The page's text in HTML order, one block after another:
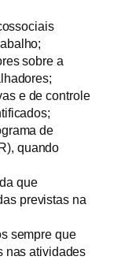
sobre a
e de controle
de
quando
que
previstas na
sempre que
nas atividades